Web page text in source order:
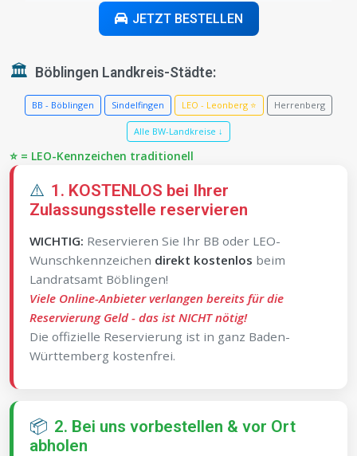
JETZT BESTELLEN
🏛️ Böblingen Landkreis-Städte:
BB - Böblingen Sindelfingen LEO - Leonberg ⭐ Herrenberg
Alle BW-Landkreise ↓
⭐ = LEO-Kennzeichen traditionell
⚠️ 1. KOSTENLOS bei Ihrer
Zulassungsstelle reservieren
WICHTIG: Reservieren Sie Ihr BB oder LEO-
Wunschkennzeichen direkt kostenlos beim
Landratsamt Böblingen!
Viele Online-Anbieter verlangen bereits für die
Reservierung Geld - das ist NICHT nötig!
Die offizielle Reservierung ist in ganz Baden-
Württemberg kostenfrei.
📦 2. Bei uns vorbestellen & vor Ort
abholen